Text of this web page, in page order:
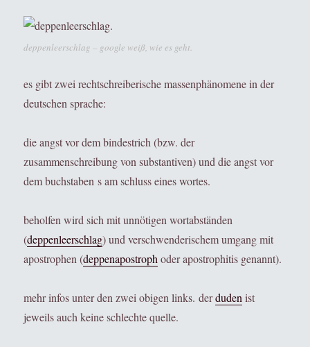
deppenleerschlag – google weiß, wie es geht.
es gibt zwei rechtschreiberische massenphänomene in der
deutschen sprache:
die angst vor dem bindestrich (bzw. der
zusammenschreibung von substantiven) und die angst vor
dem buchstaben s am schluss eines wortes.
beholfen wird sich mit unnötigen wortabständen
(deppenleerschlag) und verschwenderischem umgang mit
apostrophen (deppenapostrophoder apostrophitis genannt).
mehr infos unter den zwei obigen links. derdudenist
jeweils auch keine schlechte quelle.